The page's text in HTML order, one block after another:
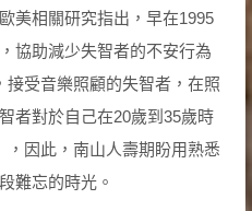
美相關研究指出，早在1995
協助減少失智者的不安行為
接受音樂照顧的失智者，在照
者對於自己在20歲到35歲時
因此，南山人壽期盼用熟悉
難忘的時光。